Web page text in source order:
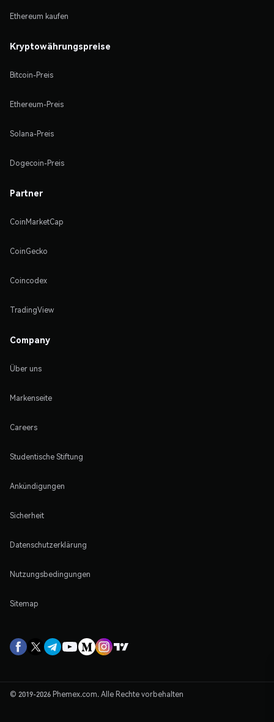
Ethereum kaufen
Kryptowährungspreise
Bitcoin-Preis
Ethereum-Preis
Solana-Preis
Dogecoin-Preis
Partner
CoinMarketCap
CoinGecko
Coincodex
TradingView
Company
Über uns
Markenseite
Careers
Studentische Stiftung
Ankündigungen
Sicherheit
Datenschutzerklärung
Nutzungsbedingungen
Sitemap
© 2019-2026 Phemex.com. Alle Rechte vorbehalten